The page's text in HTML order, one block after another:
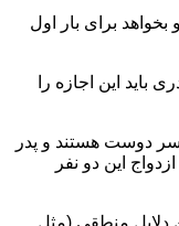
بخواهد برای بار اول
باید این اجازه را
دوست هستند و پدر
این دو نفر
دلایل منطقی (مثل